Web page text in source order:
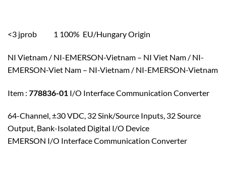
<3 jprob 1 100% EU/Hungary Origin
NI Vietnam / NI-EMERSON-Vietnam – NI Viet Nam / NI-
EMERSON-Viet Nam – NI-Vietnam / NI-EMERSON-Vietnam
Item : 778836-01 I/O Interface Communication Converter
64-Channel, ±30 VDC, 32 Sink/Source Inputs, 32 Source
Output, Bank-Isolated Digital I/O Device
EMERSON I/O Interface Communication Converter